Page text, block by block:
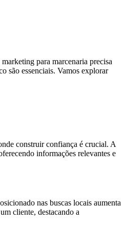
para marcenaria precisa
são essenciais. Vamos explorar
construir confiança é crucial. A
informações relevantes e
nas buscas locais aumenta
cliente, destacando a